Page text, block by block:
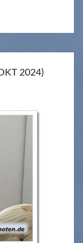
2024)